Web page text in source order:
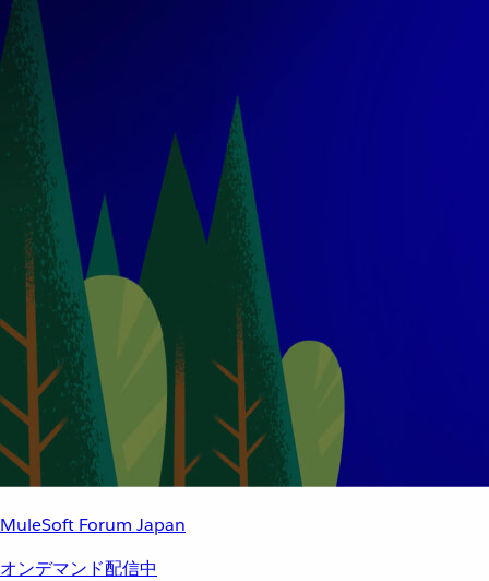
MuleSoft Forum Japan
オンデマンド配信中